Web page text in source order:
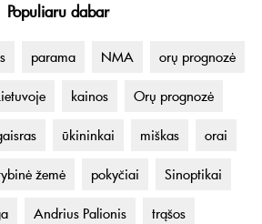
Populiaru dabar
parama NMA orų prognozė
kainos Orų prognozė
ūkininkai miškas orai
žemė pokyčiai Sinoptikai
Andrius Palionis trąšos